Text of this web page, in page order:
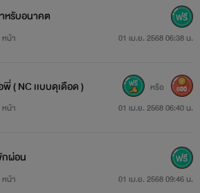
หรับอนาคต
หน้า 01 เม.ย. 2568 06:38 น.
( NC เเบบดุเดือด )
หน้า 01 เม.ย. 2568 06:40 น.
หรือ 500
ผ่อน
หน้า 01 เม.ย. 2568 09:46 น.